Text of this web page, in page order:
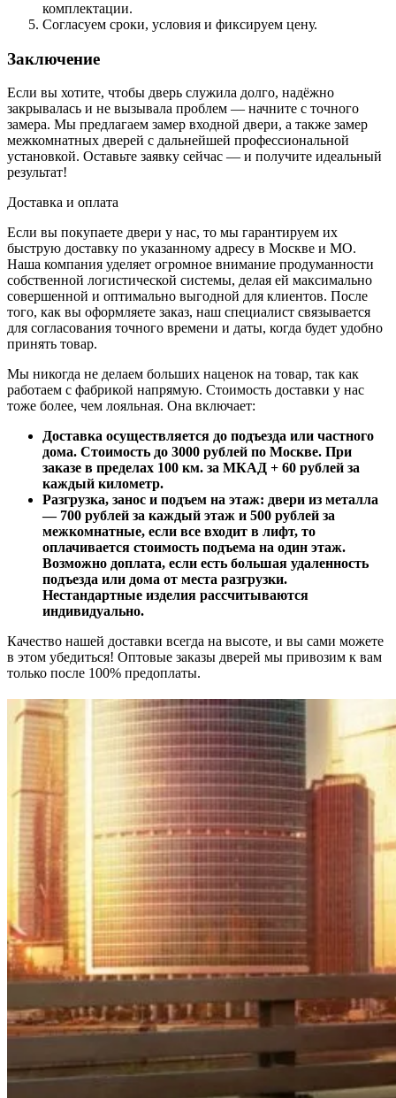
комплектации.
Согласуем сроки, условия и фиксируем цену.
Заключение
Если вы хотите, чтобы дверь служила долго, надёжно
закрывалась и не вызывала проблем — начните с точного
замера. Мы предлагаем замер входной двери, а также замер
межкомнатных дверей с дальнейшей профессиональной
установкой. Оставьте заявку сейчас — и получите идеальный
результат!
Доставка и оплата
Если вы покупаете двери у нас, то мы гарантируем их
быструю доставку по указанному адресу в Москве и МО.
Наша компания уделяет огромное внимание продуманности
собственной логистической системы, делая ей максимально
совершенной и оптимально выгодной для клиентов. После
того, как вы оформляете заказ, наш специалист связывается
для согласования точного времени и даты, когда будет удобно
принять товар.
Мы никогда не делаем больших наценок на товар, так как
работаем с фабрикой напрямую. Стоимость доставки у нас
тоже более, чем лояльная. Она включает:
Доставка осуществляется до подъезда или частного
дома. Стоимость до 3000 рублей по Москве. При
заказе в пределах 100 км. за МКАД + 60 рублей за
каждый километр.
Разгрузка, занос и подъем на этаж: двери из металла
— 700 рублей за каждый этаж и 500 рублей за
межкомнатные, если все входит в лифт, то
оплачивается стоимость подъема на один этаж.
Возможно доплата, если есть большая удаленность
подъезда или дома от места разгрузки.
Нестандартные изделия рассчитываются
индивидуально.
Качество нашей доставки всегда на высоте, и вы сами можете
в этом убедиться! Оптовые заказы дверей мы привозим к вам
только после 100% предоплаты.